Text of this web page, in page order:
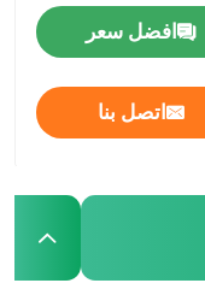
افضل سعر
اتصل بنا